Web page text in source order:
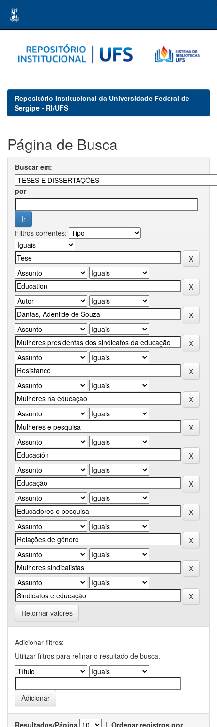
navigation
Repositório Institucional da Universidade Federal de
Sergipe - RI/UFS
Página de Busca
Buscar em:
por
Filtros correntes:
Retornar valores
Adicionar filtros:
Utilizar filtros para refinar o resultado de busca.
Resultados/Página | Ordenar registros por